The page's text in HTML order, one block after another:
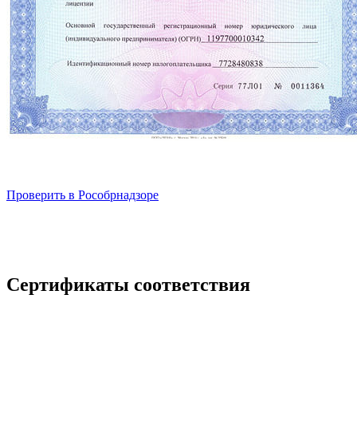
Проверить в Рособрнадзоре
Сертификаты соответствия